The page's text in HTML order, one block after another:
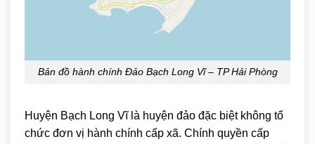
Bản đồ hành chính Đảo Bạch Long Vĩ – TP Hải Phòng
Huyện Bạch Long Vĩ là huyện đảo đặc biệt không tổ
chức đơn vị hành chính cấp xã. Chính quyền cấp